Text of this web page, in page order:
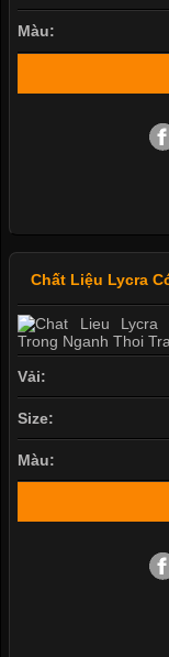
Màu:
Chất Liệu Lycra
Vải:
Size:
Màu: